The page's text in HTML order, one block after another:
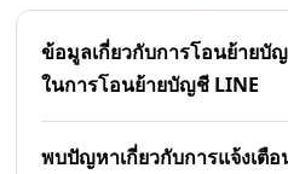
ข้อมูลเกี่ยวกับการโอนย้าย
ในการโอนย้ายบัญชี LINE
พบปัญหาเกี่ยวกับการแจ้งเตือ